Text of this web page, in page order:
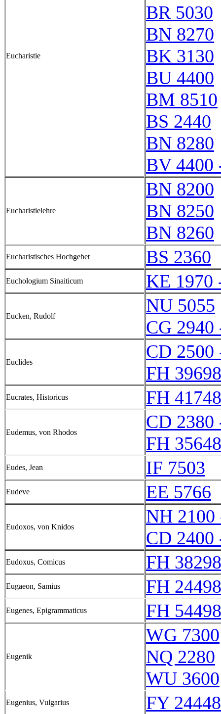
Eucharistie
BR 5030
BN 8270
BK 3130
BU 4400
BM 8510
BS 2440
BN 8280
BV 4400
Eucharistielehre
BN 8200
BN 8250
BN 8260
Eucharistisches Hochgebet BS 2360
Euchologium Sinaiticum KE 1970
Eucken, Rudolf
NU 5055
CG 2940
Euclides
CD 2500
FH
Eucrates, Historicus FH
Eudemus, von Rhodos
CD 2380
FH
Eudes, Jean IF 7503
Eudeve EE 5766
Eudoxos, von Knidos
NH
CD 2400
Eudoxus, Comicus FH
Eugaeon, Samius FH
Eugenes, Epigrammaticus FH
Eugenik
WG 7300
NQ 2280
WU 3600
Eugenius, Vulgarius FY